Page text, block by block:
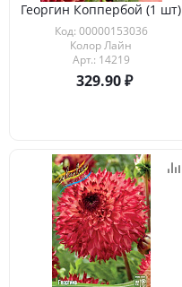
Георгин Коппербой (1 шт)
Код: 00000153036
Колор Лайн
Арт.: 14219
329.90